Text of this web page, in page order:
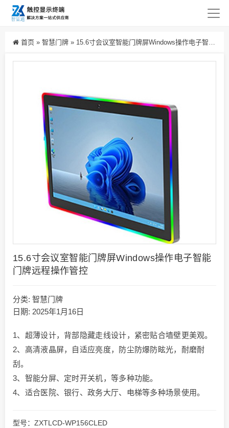
首页 » 智慧门牌 » 15.6寸会议室智能门牌屏Windows操作电子智能门牌远程操作管控
15.6寸会议室智能门牌屏Windows操作电子智能
门牌远程操作管控
分类: 智慧门牌
日期: 2025年1月16日
1、超薄设计，背部隐藏走线设计，紧密贴合墙壁更美观。
2、高清液晶屏，自适应亮度，防尘防爆防眩光，耐磨耐
刮。
3、智能分屏、定时开关机，等多种功能。
4、适合医院、银行、政务大厅、电梯等多种场景使用。
型号：ZXTLCD-WP156CLED